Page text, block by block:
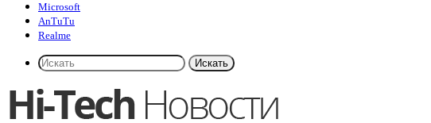
Microsoft
AnTuTu
Realme
Искать